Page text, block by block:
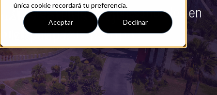
única cookie recordará tu preferencia.
Aceptar Declinar
¿Cuáles son los mejores moteles en
Iztapalapa?